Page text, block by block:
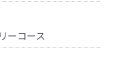
ーコース